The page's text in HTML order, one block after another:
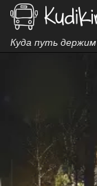
Куда путь